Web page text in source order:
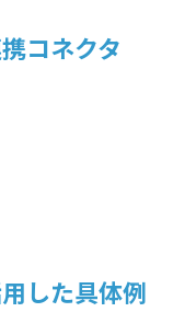
コネクタ
した具体例